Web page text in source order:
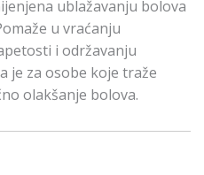
ublažavanju bolova
u vraćanju
i održavanju
je za osobe koje traže
olakšanje bolova.